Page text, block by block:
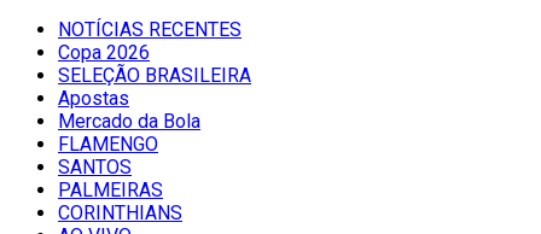
NOTÍCIAS RECENTES
Copa 2026
SELEÇÃO BRASILEIRA
Apostas
Mercado da Bola
FLAMENGO
SANTOS
PALMEIRAS
CORINTHIANS